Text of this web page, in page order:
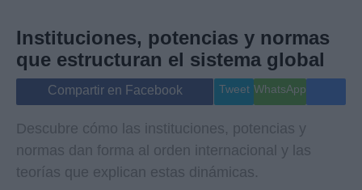
Internacional
Viajes
Gente
Musica
Instituciones, potencias y normas
que estructuran el sistema global
Compartir en Facebook Tweet WhatsApp
Descubre cómo las instituciones, potencias y
normas dan forma al orden internacional y las
teorías que explican estas dinámicas.